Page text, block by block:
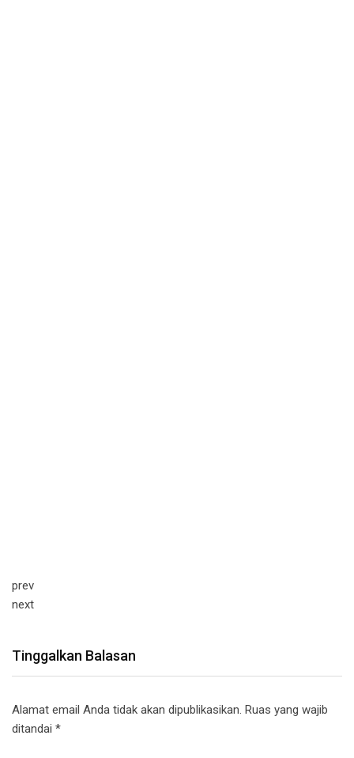
prev
next
Tinggalkan Balasan
Alamat email Anda tidak akan dipublikasikan. Ruas yang wajib
ditandai *